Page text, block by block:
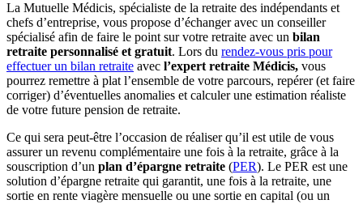
La Mutuelle Médicis, spécialiste de la retraite des indépendants et
chefs d’entreprise, vous propose d’échanger avec un conseiller
spécialisé afin de faire le point sur votre retraite avec un bilan
retraite personnalisé et gratuit. Lors du rendez-vous pris pour
effectuer un bilan retraite avec l’expert retraite Médicis, vous
pourrez remettre à plat l’ensemble de votre parcours, repérer (et faire
corriger) d’éventuelles anomalies et calculer une estimation réaliste
de votre future pension de retraite.
Ce qui sera peut-être l’occasion de réaliser qu’il est utile de vous
assurer un revenu complémentaire une fois à la retraite, grâce à la
souscription d’un plan d’épargne retraite (PER). Le PER est une
solution d’épargne retraite qui garantit, une fois à la retraite, une
sortie en rente viagère mensuelle ou une sortie en capital (ou un